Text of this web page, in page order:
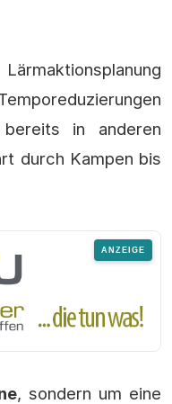
in anderen
durch Kampen bis
, sondern um eine